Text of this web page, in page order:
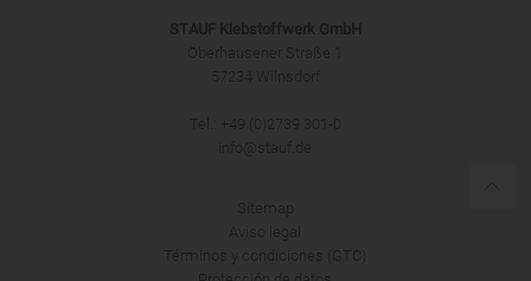
STAUF Klebstoffwerk GmbH
Oberhausener Straße 1
57234 Wilnsdorf
Tel.: +49 (0)2739 301-0
info@stauf.de
Sitemap
Aviso legal
Términos y condiciones (GTC)